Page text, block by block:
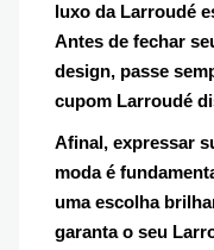
luxo da Larroudé
Antes de fechar
design, passe
cupom Larroudé
Afinal, expressar
moda é
uma escolha
garanta o seu